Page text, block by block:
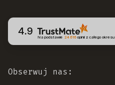
4.9
Na podstawie 24 616opinii z całego okresu
Obserwuj nas: